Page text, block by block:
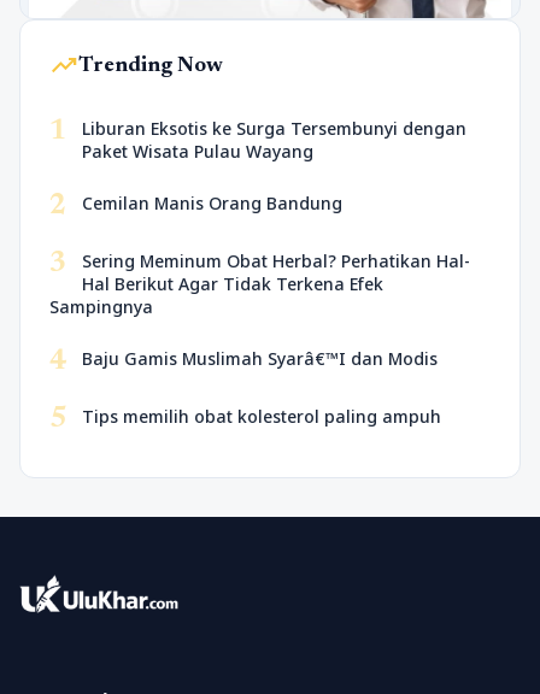
trending_upTrending Now
1
Liburan Eksotis ke Surga Tersembunyi dengan
Paket Wisata Pulau Wayang
2 Cemilan Manis Orang Bandung
3
Sering Meminum Obat Herbal? Perhatikan Hal-
Hal Berikut Agar Tidak Terkena Efek
Sampingnya
4 Baju Gamis Muslimah Syarâ€™I dan Modis
5 Tips memilih obat kolesterol paling ampuh